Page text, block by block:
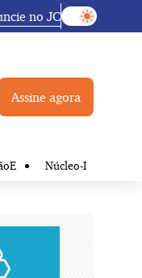
no JC
Assine agora
Núcleo-I